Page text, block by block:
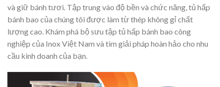
và giữ bánh tươi. Tập trung vào độ bền và chức năng, tủ hấp
bánh bao của chúng tôi được làm từ thép không gỉ chất
lượng cao. Khám phá bộ sưu tập tủ hấp bánh bao công
nghiệp của Inox Việt Nam và tìm giải pháp hoàn hảo cho nhu
cầu kinh doanh của bạn.